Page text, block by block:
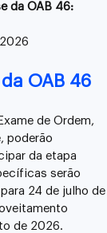
da OAB 46:
OAB 46
de Ordem,
poderão
da etapa
serão
24 de julho de
de 2026.